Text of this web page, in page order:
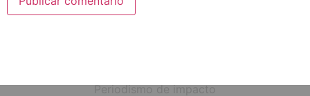
Periodismo de impacto